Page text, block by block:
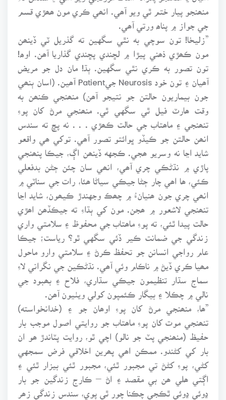
منھنجو پيار ختم ٿي ويو آھي. انھي ڪري مون ھھڙي قسم
جي جواز ۾ پناھ ورتي آھي.
”زليخا! تون سوچي به نٿي سگهين ته گذريل ٽي ڏينھن
مون ڪھڙي ذھني پيڙا ۾ لڇندي پڇندي گذاريا آھن. اوھ!
تون تصور به ڪري نٿي سگهين. ٻڌ! مان دل جو مريض
آھيان ۽ تون خود Neurosis جيPatient آھين. (اسان ٻنھي
جون بيماريون حالتن جو نتيجو آھن) منھنجي ڪنھن به
وقت ھارٽ فيل ٿي سگهي ٿي. منھنجي مرڻ کان پوءِ
تنھنجي ۽ ماھتاب جي حالت ڪھڙي . . . نه پڇ ته سندس
انھن حالتن جو ڪيڏو ڀوائتو تصور آھي. توکي ھي واقعو
شايد اڃا نه وسريو ھجي. ڪجهه ڏينھن اڳ، جيڪا پنھنجي
پاڙي ۾ نڌڻڪي چري آھي، انھي سان چئن ڄڻن بدفعلي
ڪئي، ھا اھي چار ڄڻا جيڪي سياڻا ھئا، رات جي سناٽي ۾
انھي چري جون ھنيانءُ ۾ چھڪ وجهندڙ ڪيھون، شايد اڃا
تنھنجي لاشعور ۾ ھجن. مون کي ٻڌاءِ ته جيڪڏھن اھڙي
حالت پيدا ٿئي، ته پوءِ ماھتاب جي محفوظ ۽ سلامتي واري
زندگي جي ضمانت ڪير ڏئي سگهي ٿو؟ رياست؛ جيڪا
عام رواجي انسانن جو تحفظ ڪرڻ ۽ سلامتي وارو ماحول
مھيا ڪري ڏيڻ ۾ ناڪام وئي آھي. نڌڻڪين جي نگراني لاءِ
سماج سڌار تنظيمون جيڪي سڌاري، فلاح ۽ بھبود جي
نالي ۾ چڪلا ۽ بيگار ڪئمپون کولي ويٺيون آھن.
”ھا، منھنجي مرڻ کان پوءِ اوھان جو ۽ (خدانخواسته)
تنھنجي موت کان پوءِ ماھتاب جو روايتي اصول موجب بار
حفيظ (منھنجي پٽ جو نالو) اچي ٿو، روايت پٽاندڙ ھو ان
بار کي کڻندو. ممڪن اھي پھرين اخلاقي فرض سمجهي
کڻي، پوءِ کڻڻ تي مجبور ٿئي، مجبور ٿئي بيزار ٿئي ۽
اڳتي ھلي ھن بي مقصد ۽ اڻ – ڪارج زندگين جو بار
ڍوئي ڍوئي ٿڪجي چڪنا چور ٿي پوي، سندس زندگي زھر